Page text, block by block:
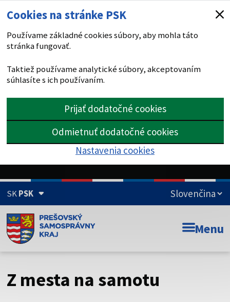
Cookies na stránke PSK
Používame základné cookies súbory, aby mohla táto
stránka fungovať.
Taktiež používame analytické súbory, akceptovaním
súhlasíte s ich používaním.
Prijať dodatočné cookies
Odmietnuť dodatočné cookies
Nastavenia cookies
SKPSK
Doména psk.sk je oficiálna
Toto je oficiálna webová stránka Prešovského
Menu
Z mesta na samotu